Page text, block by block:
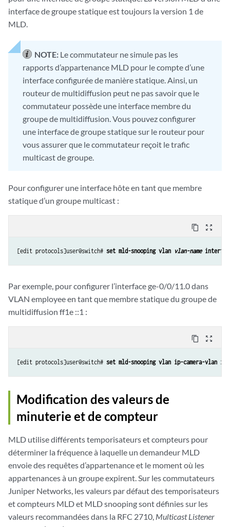
interface de groupe statique est toujours la version 1 de
MLD.
NOTE: Le commutateur ne simule pas les
rapports d’appartenance MLD pour le compte d’une
interface configurée de manière statique. Ainsi, un
routeur de multidiffusion peut ne pas savoir que le
commutateur possède une interface membre du
groupe de multidiffusion. Vous pouvez configurer
une interface de groupe statique sur le routeur pour
vous assurer que le commutateur reçoit le trafic
multicast de groupe.
Pour configurer une interface hôte en tant que membre
statique d’un groupe multicast :
content_copy zoom_out_map
[edit protocols]user@switch# set mld-snooping vlan vlan-name
Par exemple, pour configurer l’interface ge-0/0/11.0 dans
VLAN employee en tant que membre statique du groupe de
multidiffusion ff1e ::1 :
content_copy zoom_out_map
[edit protocols]user@switch# set mld-snooping vlan ip-camera-vlan
Modification des valeurs de
minuterie et de compteur
MLD utilise différents temporisateurs et compteurs pour
déterminer la fréquence à laquelle un demandeur MLD
envoie des requêtes d’appartenance et le moment où les
appartenances à un groupe expirent. Sur les commutateurs
Juniper Networks, les valeurs par défaut des temporisateurs
et compteurs MLD et MLD snooping sont définies sur les
valeurs recommandées dans la RFC 2710, Multicast Listener